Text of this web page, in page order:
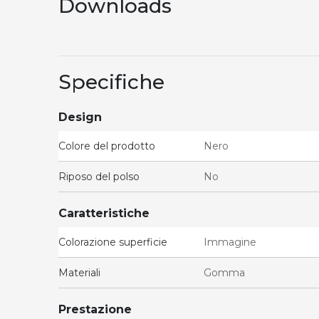
Downloads
Specifiche
Design
Colore del prodotto Nero
Riposo del polso No
Caratteristiche
Colorazione superficie Immagine
Materiali Gomma
Prestazione